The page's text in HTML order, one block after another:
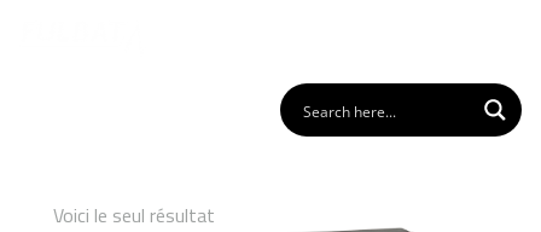
Voici le seul résultat